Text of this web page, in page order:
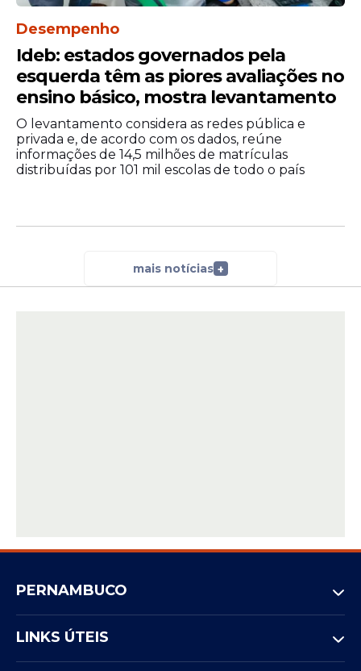
não gostando. Eu não vou mudar o meu
Desempenho
Ideb: estados governados pela
esquerda têm as piores avaliações no
ensino básico, mostra levantamento
O levantamento considera as redes pública e
privada e, de acordo com os dados, reúne
informações de 14,5 milhões de matrículas
distribuídas por 101 mil escolas de todo o país
mais notícias +
PERNAMBUCO
LINKS ÚTEIS